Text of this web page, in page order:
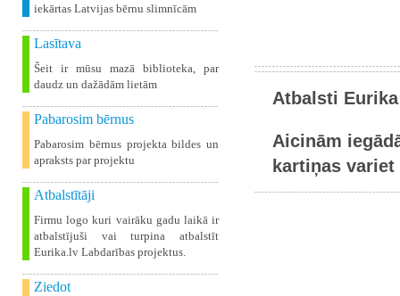
iekārtas Latvijas bērnu slimnīcām
Lasītava
Šeit ir mūsu mazā biblioteka, par
daudz un dažādām lietām
Pabarosim bērnus
Pabarosim bērnus projekta bildes un
apraksts par projektu
Atbalstītāji
Firmu logo kuri vairāku gadu laikā ir
atbalstījuši vai turpina atbalstīt
Eurika.lv Labdarības projektus.
Ziedot
Atbalsti
Aicinām
kartiņas variet